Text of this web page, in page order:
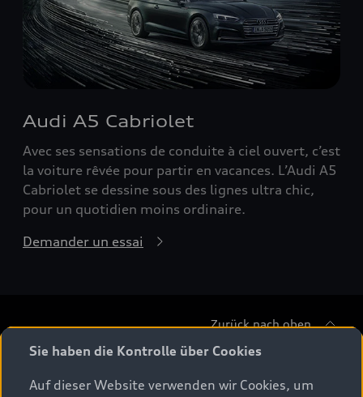
Audi A5 Cabriolet
Avec ses sensations de conduite à ciel ouvert, c’est
la voiture rêvée pour partir en vacances. L’Audi A5
Cabriolet se dessine sous des lignes ultra chic,
pour un quotidien moins ordinaire.
Demander un essai
Zurück nach oben
Sie haben die Kontrolle über Cookies
Auf dieser Website verwenden wir Cookies, um